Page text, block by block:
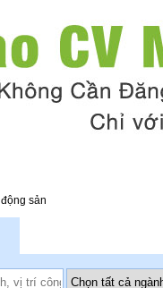
sản